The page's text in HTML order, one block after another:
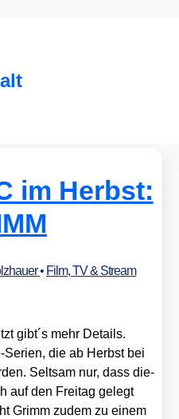
im Herbst:
• Film, TV & Stream
gibt´s mehr Details.
Seri­en, die ab Herbst bei
Selt­sam nur, dass die­
auf den Frei­tag gelegt
Grimm zudem zu einem